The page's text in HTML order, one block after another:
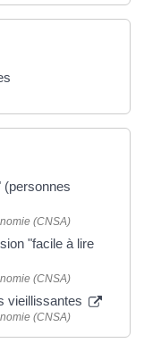
(personnes
(CNSA)
"facile à lire
(CNSA)
vieillissantes
(CNSA)